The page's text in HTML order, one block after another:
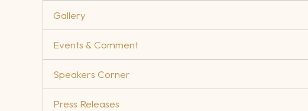
Gallery
Events & Comment
Speakers Corner
Press Releases